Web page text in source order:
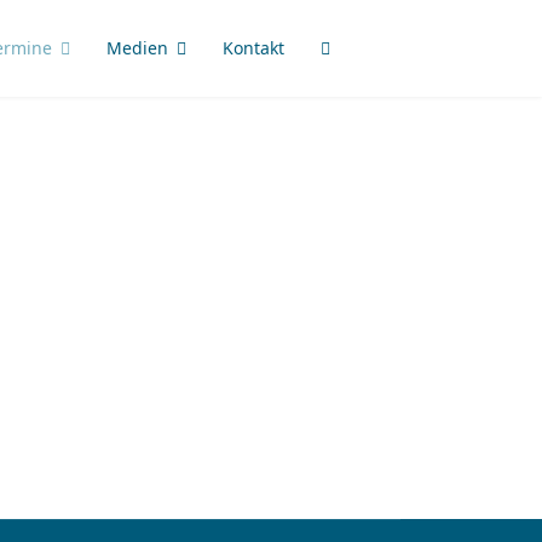
Medien Kontakt